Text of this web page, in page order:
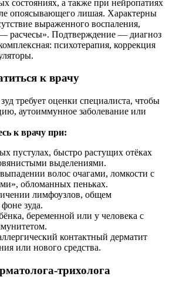
состояниях, а также при нейропатиях
опоясывающего лишая. Характерны
выраженного воспаления,
расчесы». Подтверждение — диагноз
психотерапия, коррекция
к врачу
требует оценки специалиста, чтобы
аутоиммунное заболевание или
к врачу при:
пустулах, быстро растущих отёках
выделениями.
волос очагами, ломкости с
обломанных пеньках.
лимфоузлов, общем
зуда.
беременной или у человека с
контактный дерматит
или нового средства.